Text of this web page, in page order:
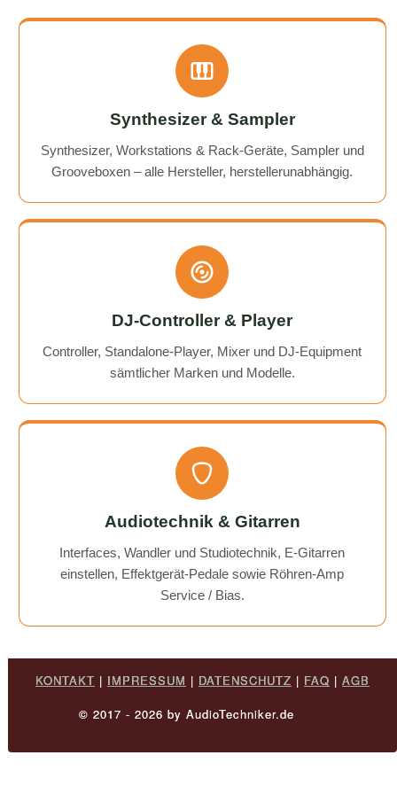
Synthesizer & Sampler
Synthesizer, Workstations & Rack-Geräte, Sampler und
Grooveboxen – alle Hersteller, herstellerunabhängig.
DJ-Controller & Player
Controller, Standalone-Player, Mixer und DJ-Equipment
sämtlicher Marken und Modelle.
Audiotechnik & Gitarren
Interfaces, Wandler und Studiotechnik, E-Gitarren
einstellen, Effektgerät-Pedale sowie Röhren-Amp
Service / Bias.
KONTAKT | IMPRESSUM | DATENSCHUTZ | FAQ | AGB
© 2017 - 2026 by AudioTechniker.de